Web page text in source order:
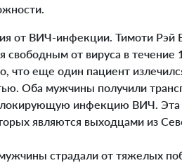
от ВИЧ-инфекции. Тимоти Рэй
от вируса в течение
что еще один пациент
Оба мужчины получили
инфекцию ВИЧ. Эта
являются выходцами из
страдали от тяжелых